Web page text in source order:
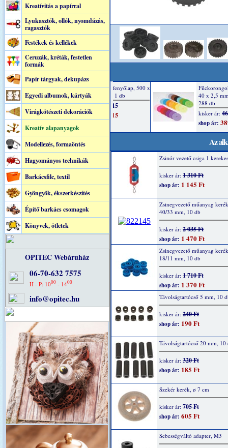
Kreatívitás a papírral
Lyukasztók, ollók, nyomdázás,
ragasztók
Festékek és kellékek
Ceruzák, kréták, festetlen
formák
Papír tárgyak, dekupázs
Egyedi albumok, kártyák
Virágkötészeti dekorációk
Kreatív alapanyagok
Modellezés, formaöntés
Hagyományos technikák
Barkácsfilc, textil
Gyöngyök, ékszerkészítés
Építő barkács csomagok
Könyvek, ötletek
OPITEC Webáruház
06-70-632 7575
H - P: 1000- 1400
info@opitec.hu
Az
Zsinór vezető csiga 1
kisker ár: 1 310 Ft
shop ár: 1 145 Ft
Zsinegvezető műanyag
40/33 mm, 10 db
kisker ár: 2 035 Ft
shop ár: 1 470 Ft
Zsinegvezető műanyag
18/11 mm, 10 db
kisker ár: 1 710 Ft
shop ár: 1 370 Ft
Távolságtartócső 5 mm, 10
kisker ár: 240 Ft
shop ár: 190 Ft
Távolságtartócső 20 mm, 10
kisker ár: 320 Ft
shop ár: 185 Ft
Szekér kerék, ø 7 cm
kisker ár: 705 Ft
shop ár: 605 Ft
Sebességváltó adapter, M3